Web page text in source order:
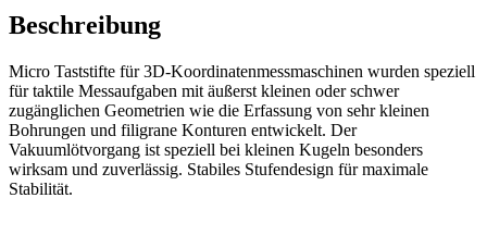
Beschreibung
Micro Taststifte für 3D-Koordinatenmessmaschinen wurden speziell
für taktile Messaufgaben mit äußerst kleinen oder schwer
zugänglichen Geometrien wie die Erfassung von sehr kleinen
Bohrungen und filigrane Konturen entwickelt. Der
Vakuumlötvorgang ist speziell bei kleinen Kugeln besonders
wirksam und zuverlässig. Stabiles Stufendesign für maximale
Stabilität.